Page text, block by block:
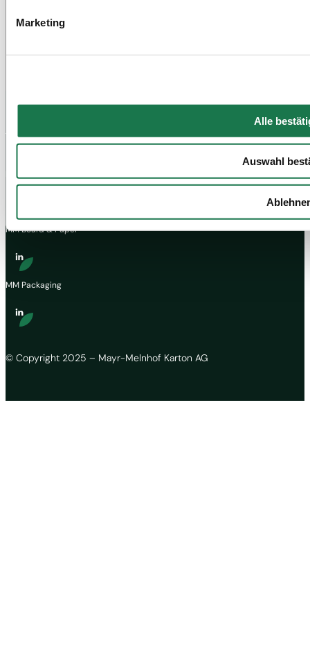
Marketing
Alle
Auswahl
© Copyright 2025 – Mayr-Melnhof Karton AG
MM Group
MM Board & Paper
MM Packaging